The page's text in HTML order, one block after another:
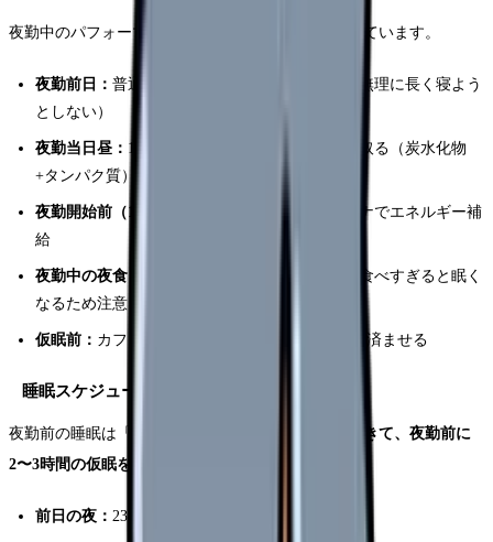
夜勤中のパフォーマンスは、前日の食事から始まっています。
夜勤前日： 普通に食事し、十分な睡眠を取る（無理に長く寝よう
としない）
夜勤当日昼： 13時〜14時にしっかりした食事を取る（炭水化物
+タンパク質）
夜勤開始前（16時頃）：
軽めのおにぎりやバナナでエネルギー補
給
夜勤中の夜食（0時〜1時）：
消化の良い軽食。食べすぎると眠く
なるため注意
仮眠前： カフェイン摂取は仮眠の4時間前までに済ませる
睡眠スケジュールの調整
夜勤前の睡眠は「寝だめ」ではなく、
「普段通り起きて、夜勤前に
2〜3時間の仮眠を取る」
前日の夜： 23時〜7時で通常の睡眠